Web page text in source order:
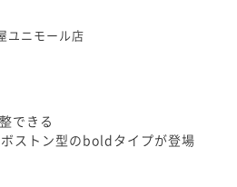
ユニモール店
できる
ストン型のboldタイプが登場